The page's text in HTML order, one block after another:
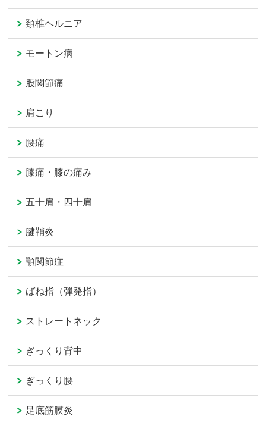
頚椎ヘルニア
モートン病
股関節痛
肩こり
腰痛
膝痛・膝の痛み
五十肩・四十肩
腱鞘炎
顎関節症
ばね指（弾発指）
ストレートネック
ぎっくり背中
ぎっくり腰
足底筋膜炎